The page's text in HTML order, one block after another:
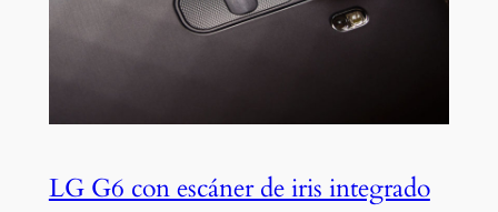
LG G6 con escáner de iris integrado